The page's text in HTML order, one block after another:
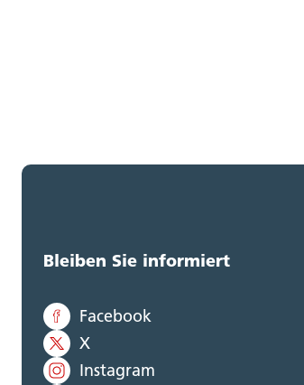
Bleiben Sie informiert
Facebook
X
Instagram